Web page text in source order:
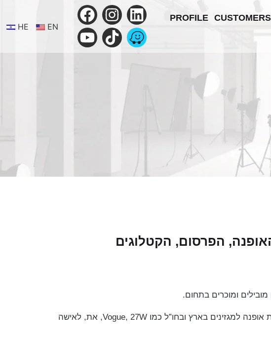
CUSTOMERS
PROFILE
EN
HE
הפרסום, הקטלוגים
הסוכנות שולחת את מיוצגיה לאודישנים בתחומי הדוגמנות והמשחק. דוגמה להפקות דוגמנות: הפקות אופנה למגזינים בארץ ובחו”ל כמו Vogue, 27W, את, לאישה